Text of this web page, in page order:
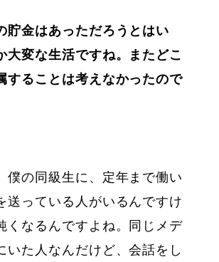
貯金はあっただろうとはい
大変な生活ですね。またどこ
することは考えなかったので
の同級生に、定年まで働い
送っている人がいるんですけ
くなるんですよね。同じメデ
いた人なんだけど、会話をし